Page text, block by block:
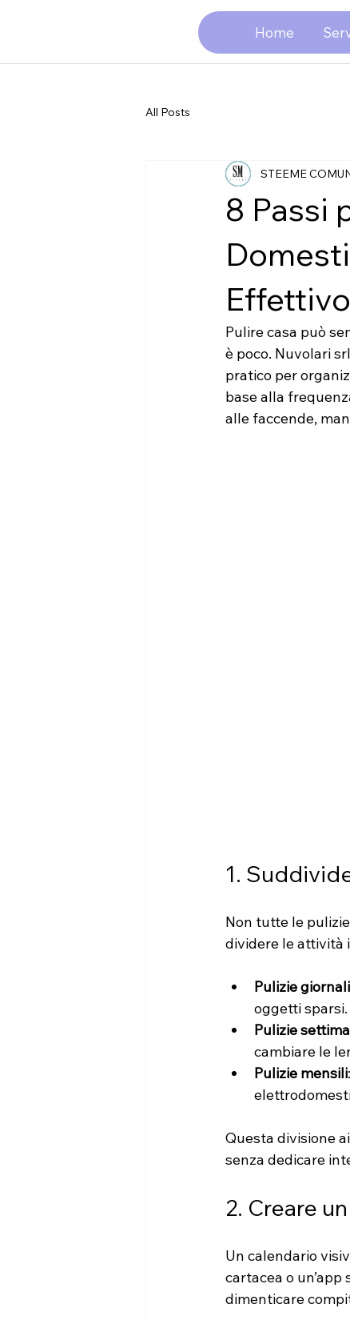
Home
All Posts
8 Passi
Effettivo
STEEME
Pulire casa può
è poco. Nuvolari
pratico per
base alla
alle faccende,
1.
Non tutte le
dividere le attività
Pulizie
oggetti sparsi.
Pulizie
cambiare le
Pulizie mensili
Questa divisione
senza dedicare
2. Creare
Un calendario
cartacea o
dimenticare